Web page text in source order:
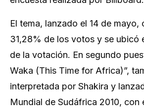
El tema, lanzado el 14 de mayo,
31,28% de los votos y se ubicó
de la votación. En segundo
Waka (This Time for Africa)”,
interpretada por Shakira y
Mundial de Sudáfrica 2010, con